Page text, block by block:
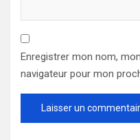
Enregistrer mon nom,
navigateur pour mon